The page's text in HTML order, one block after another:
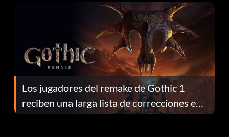
Los jugadores del remake de Gothic 1
reciben una larga lista de correcciones en
el parche 1.0.4